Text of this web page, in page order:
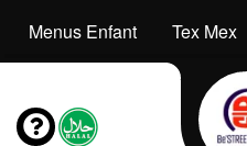
Menus Enfant Tex Mex